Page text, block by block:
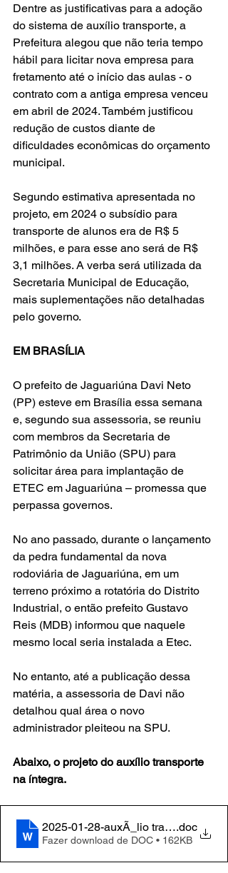
Dentre as justificativas para a adoção
do sistema de auxílio transporte, a
Prefeitura alegou que não teria tempo
hábil para licitar nova empresa para
fretamento até o início das aulas - o
contrato com a antiga empresa venceu
em abril de 2024. Também justificou
redução de custos diante de
dificuldades econômicas do orçamento
municipal.
Segundo estimativa apresentada no
projeto, em 2024 o subsídio para
transporte de alunos era de R$ 5
milhões, e para esse ano será de R$
3,1 milhões. A verba será utilizada da
Secretaria Municipal de Educação,
mais suplementações não detalhadas
pelo governo.
EM BRASÍLIA
O prefeito de Jaguariúna Davi Neto
(PP) esteve em Brasília essa semana
e, segundo sua assessoria, se reuniu
com membros da Secretaria de
Patrimônio da União (SPU) para
solicitar área para implantação de
ETEC em Jaguariúna – promessa que
perpassa governos.
No ano passado, durante o lançamento
da pedra fundamental da nova
rodoviária de Jaguariúna, em um
terreno próximo a rotatória do Distrito
Industrial, o então prefeito Gustavo
Reis (MDB) informou que naquele
mesmo local seria instalada a Etec.
No entanto, até a publicação dessa
matéria, a assessoria de Davi não
detalhou qual área o novo
administrador pleiteou na SPU.
Abaixo, o projeto do auxílio transporte
na íntegra.
2025-01-28-auxÃ_lio transporte
.doc
Fazer download de DOC • 162KB